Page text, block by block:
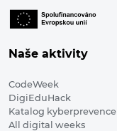
Naše aktivity
CodeWeek
DigiEduHack
Katalog kyberprevence
All digital weeks